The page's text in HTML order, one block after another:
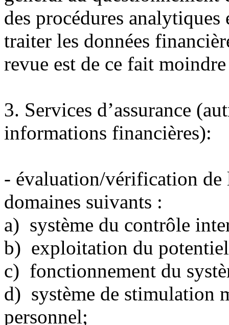
des procédures
traiter les données
revue est de ce fait
3. Services d’assurance
informations financières):
- évaluation/vérification de
domaines suivants :
а) système du contrôle
b) exploitation du
c) fonctionnement du
d) système de stimulation
personnel;